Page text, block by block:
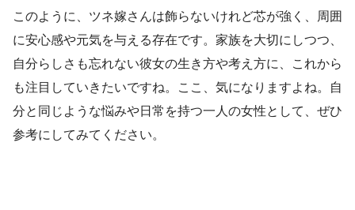
このように、ツネ嫁さんは飾らないけれど芯が強く、周囲
に安心感や元気を与える存在です。家族を大切にしつつ、
自分らしさも忘れない彼女の生き方や考え方に、これから
も注目していきたいですね。ここ、気になりますよね。自
分と同じような悩みや日常を持つ一人の女性として、ぜひ
参考にしてみてください。